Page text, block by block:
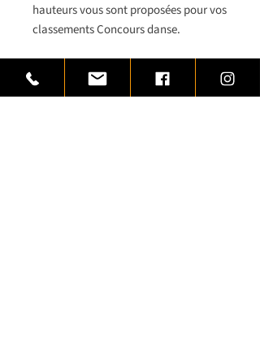
hauteurs vous sont proposées pour vos
classements Concours danse.